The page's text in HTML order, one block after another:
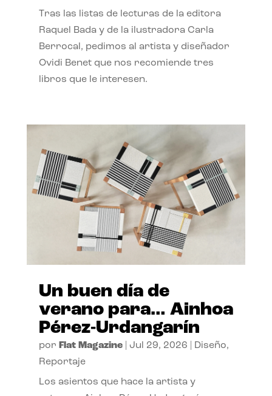
Tras las listas de lecturas de la editora
Raquel Bada y de la ilustradora Carla
Berrocal, pedimos al artista y diseñador
Ovidi Benet que nos recomiende tres
libros que le interesen.
Un buen día de
verano para… Ainhoa
Pérez-Urdangarín
por Flat Magazine| Jul 29, 2026 Diseño,
Reportaje
Los asientos que hace la artista y